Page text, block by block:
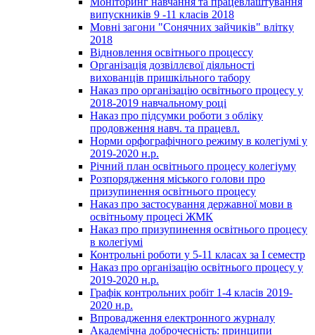
випускників 9 -11 класів 2018
Мовні загони "Сонячних зайчиків" влітку
2018
Відновлення освітнього процессу
Організація дозвіллєвої діяльності
вихованців пришкільного табору
Наказ про організацію освітнього процесу у
2018-2019 навчальному році
Наказ про підсумки роботи з обліку
продовження навч. та працевл.
Норми орфографічного режиму в колегіумі у
2019-2020 н.р.
Річний план освітнього процесу колегіуму
Розпорядження міського голови про
призупинення освітнього процесу
Наказ про застосування державної мови в
освітньому процесі ЖМК
Наказ про призупинення освітнього процесу
в колегіумі
Контрольні роботи у 5-11 класах за І семестр
Наказ про організацію освітнього процесу у
2019-2020 н.р.
Графік контрольних робіт 1-4 класів 2019-
2020 н.р.
Впровадження електронного журналу
Академічна доброчесність: принципи